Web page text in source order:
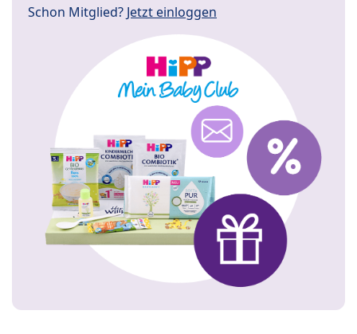
Schon Mitglied? Jetzt einloggen